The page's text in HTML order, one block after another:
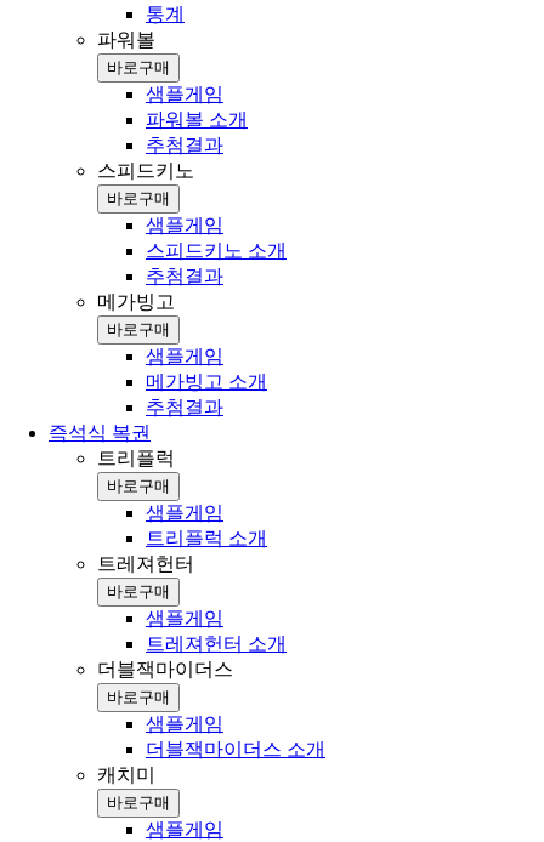
통계
파워볼
바로구매
샘플게임
파워볼 소개
추첨결과
스피드키노
바로구매
샘플게임
스피드키노 소개
추첨결과
메가빙고
바로구매
샘플게임
메가빙고 소개
추첨결과
즉석식 복권
트리플럭
바로구매
샘플게임
트리플럭 소개
트레져헌터
바로구매
샘플게임
트레져헌터 소개
더블잭마이더스
바로구매
샘플게임
더블잭마이더스 소개
캐치미
바로구매
샘플게임